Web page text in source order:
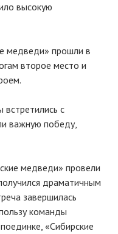
высокую
медведи» прошли в
второе место и
встретились с
важную победу,
медведи» провели
драматичным
завершилась
команды
«Сибирские